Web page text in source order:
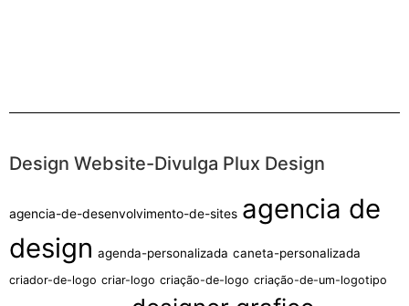
Design Website-Divulga Plux Design
agencia-de-desenvolvimento-de-sites agencia de
design agenda-personalizada caneta-personalizada
criador-de-logo criar-logo criação-de-logo criação-de-um-logotipo